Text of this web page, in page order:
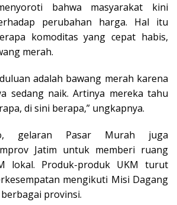
bahwa masyarakat kini
perubahan harga. Hal itu
komoditas yang cepat habis,
merah.
adalah bawang merah karena
sedang naik. Artinya mereka tahu
di sini berapa,” ungkapnya.
gelaran Pasar Murah juga
Jatim untuk memberi ruang
lokal. Produk-produk UKM turut
mengikuti Misi Dagang
provinsi.